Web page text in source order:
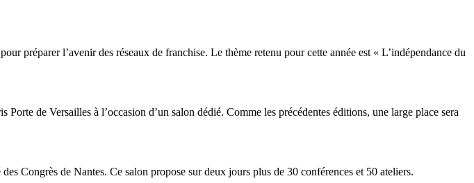
préparer l’avenir des réseaux de franchise. Le thème retenu pour cette année est « L’indépendance du
de Versailles à l’occasion d’un salon dédié. Comme les précédentes éditions, une large place sera
Congrès de Nantes. Ce salon propose sur deux jours plus de 30 conférences et 50 ateliers.